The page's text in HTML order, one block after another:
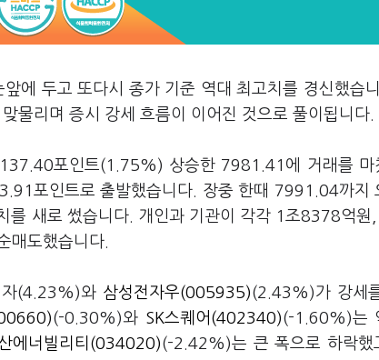
에 두고 또다시 종가 기준 역대 최고치를 경신했습
물리며 증시 강세 흐름이 이어진 것으로 풀이됩니다.
포인트(1.75%) 상승한 7981.41에 거래를 마
포인트로 출발했습니다. 장중 한때 7991.04까지
를 새로 썼습니다. 개인과 기관이 각각 1조8378억
매도했습니다.
자(4.23%)와 삼성전자우(005935)(2.43%)가 강세
(-0.30%)와 SK스퀘어(402340)(-1.60%)는
에너빌리티(034020)(-2.42%)는 큰 폭으로 하락